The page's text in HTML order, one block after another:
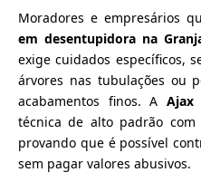
Moradores e empresários
em desentupidora na
exige cuidados específicos,
árvores nas tubulações ou
acabamentos finos. AAjax
técnica de alto padrão com
provando que é possível
sem pagar valores abusivos.